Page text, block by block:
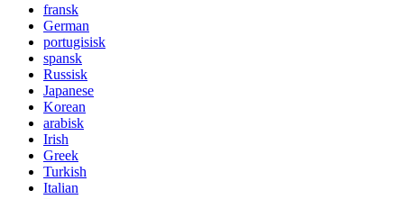
fransk
German
portugisisk
spansk
Russisk
Japanese
Korean
arabisk
Irish
Greek
Turkish
Italian